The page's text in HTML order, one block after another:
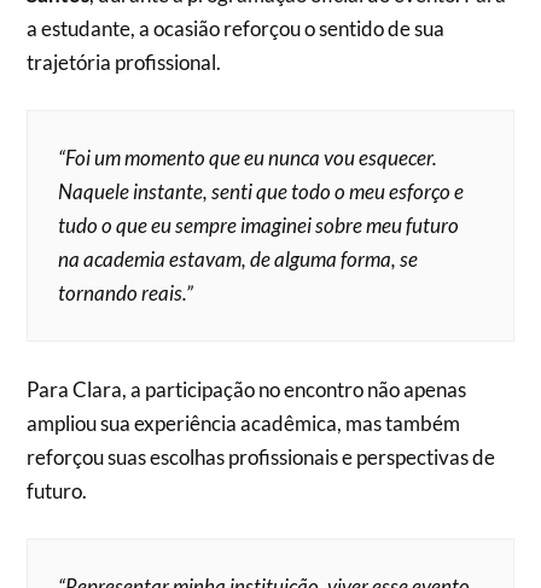
a estudante, a ocasião reforçou o sentido de sua
trajetória profissional.
“Foi um momento que eu nunca vou esquecer.
Naquele instante, senti que todo o meu esforço e
tudo o que eu sempre imaginei sobre meu futuro
na academia estavam, de alguma forma, se
tornando reais.”
Para Clara, a participação no encontro não apenas
ampliou sua experiência acadêmica, mas também
reforçou suas escolhas profissionais e perspectivas de
futuro.